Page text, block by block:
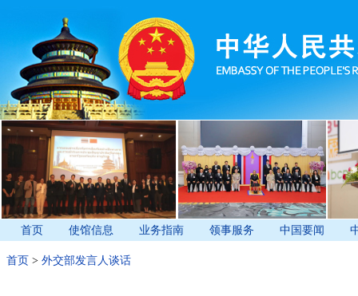
首页 使馆信息 业务指南 领事服务 中国要闻
首页 > 外交部发言人谈话